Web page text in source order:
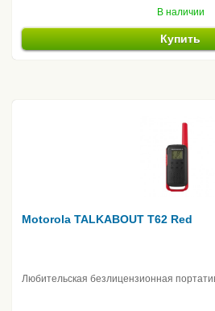
В наличии
Купить
Motorola TALKABOUT T62 Red
Любительская безлицензионная